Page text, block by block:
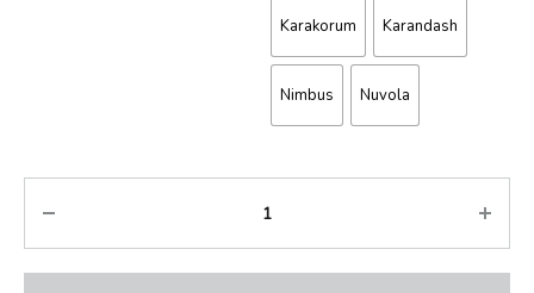
Karakorum Karandash
Nimbus Nuvola